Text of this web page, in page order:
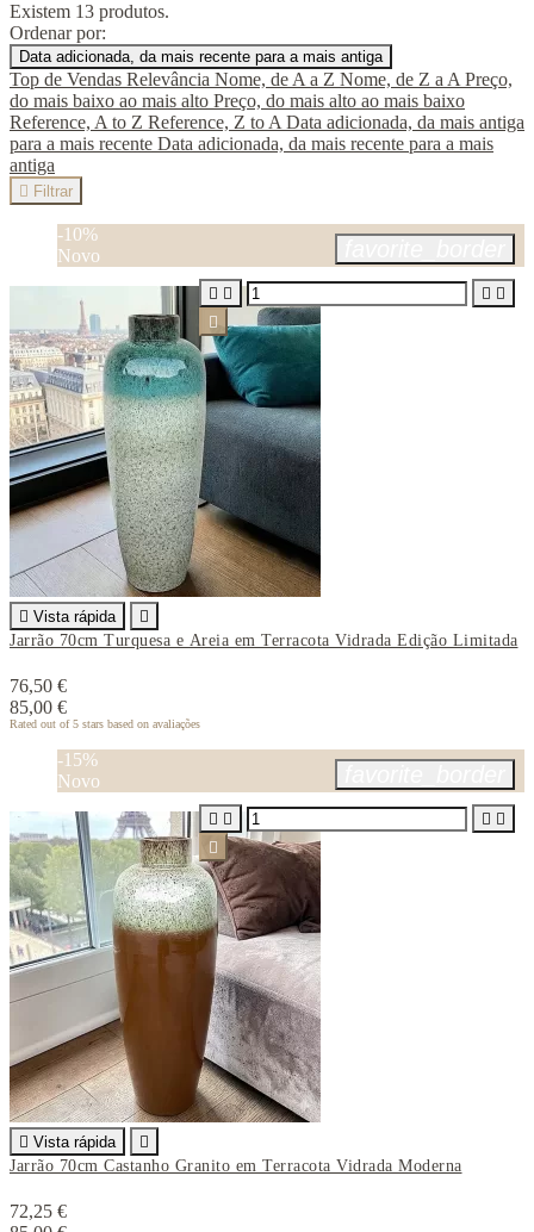
Existem 13 produtos.
Ordenar por:
Data adicionada, da mais recente para a mais antiga
Top de Vendas Relevância Nome, de A a Z Nome, de Z a A Preço,
do mais baixo ao mais alto Preço, do mais alto ao mais baixo
Reference, A to Z Reference, Z to A Data adicionada, da mais antiga
para a mais recente Data adicionada, da mais recente para a mais
antiga
 Filtrar
-10%
Novo
 Vista rápida

Jarrão 70cm Turquesa e Areia em Terracota Vidrada Edição Limitada
76,50 €
85,00 €
Rated out of 5 stars based on avaliações
   

-15%
Novo
 Vista rápida

Jarrão 70cm Castanho Granito em Terracota Vidrada Moderna
72,25 €
   
